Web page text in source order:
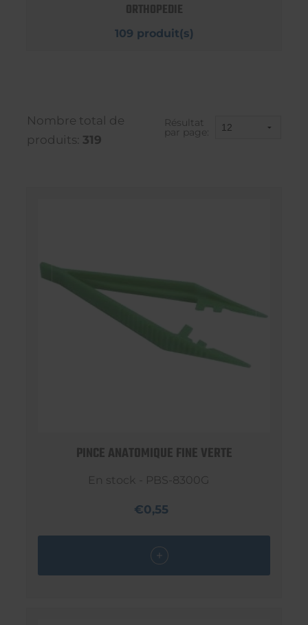
ORTHOPEDIE
109 produit(s)
Nombre total de
produits: 319
Résultat
par page:
PINCE ANATOMIQUE FINE VERTE
En stock - PBS-8300G
€0,55